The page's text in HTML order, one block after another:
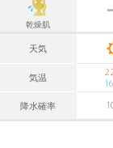
乾燥肌
天気
気温
16
降水確率